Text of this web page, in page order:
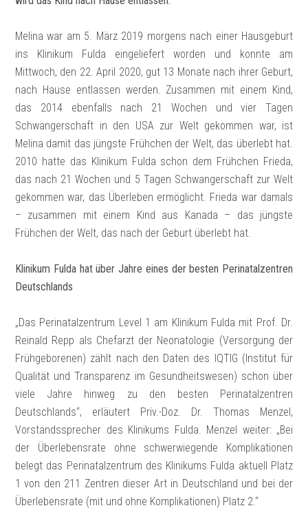
Melina war am 5. März 2019 morgens nach einer Hausgeburt
ins Klinikum Fulda eingeliefert worden und konnte am
Mittwoch, den 22. April 2020, gut 13 Monate nach ihrer Geburt,
nach Hause entlassen werden. Zusammen mit einem Kind,
das 2014 ebenfalls nach 21 Wochen und vier Tagen
Schwangerschaft in den USA zur Welt gekommen war, ist
Melina damit das jüngste Frühchen der Welt, das überlebt hat.
2010 hatte das Klinikum Fulda schon dem Frühchen Frieda,
das nach 21 Wochen und 5 Tagen Schwangerschaft zur Welt
gekommen war, das Überleben ermöglicht. Frieda war damals
– zusammen mit einem Kind aus Kanada – das jüngste
Frühchen der Welt, das nach der Geburt überlebt hat.
Klinikum Fulda hat über Jahre eines der besten Perinatalzentren
Deutschlands
„Das Perinatalzentrum Level 1 am Klinikum Fulda mit Prof. Dr.
Reinald Repp als Chefarzt der Neonatologie (Versorgung der
Frühgeborenen) zählt nach den Daten des IQTIG (Institut für
Qualität und Transparenz im Gesundheitswesen) schon über
viele Jahre hinweg zu den besten Perinatalzentren
Deutschlands“, erläutert Priv.-Doz. Dr. Thomas Menzel,
Vorstandssprecher des Klinikums Fulda. Menzel weiter: „Bei
der Überlebensrate ohne schwerwiegende Komplikationen
belegt das Perinatalzentrum des Klinikums Fulda aktuell Platz
1 von den 211 Zentren dieser Art in Deutschland und bei der
Überlebensrate (mit und ohne Komplikationen) Platz 2.“